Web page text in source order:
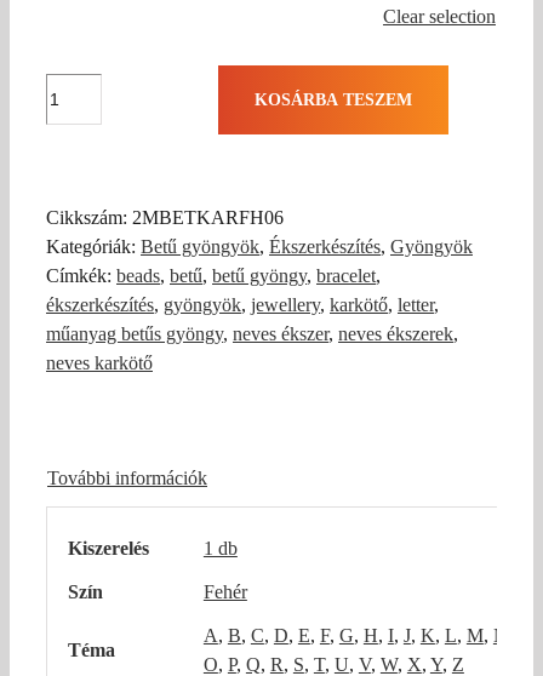
Clear selection
fehér
mennyiség
KOSÁRBA TESZEM
Cikkszám: 2MBETKARFH06
Kategóriák: Betű gyöngyök, Ékszerkészítés, Gyöngyök
Címkék: beads, betű, betű gyöngy, bracelet,
ékszerkészítés, gyöngyök, jewellery, karkötő, letter,
műanyag betűs gyöngy, neves ékszer, neves ékszerek,
neves karkötő
További információk
Kiszerelés 1 db
Szín Fehér
Téma
A, B, C, D, E, F, G, H, I, J, K, L, M, N
O, P, Q, R, S, T, U, V, W, X, Y, Z